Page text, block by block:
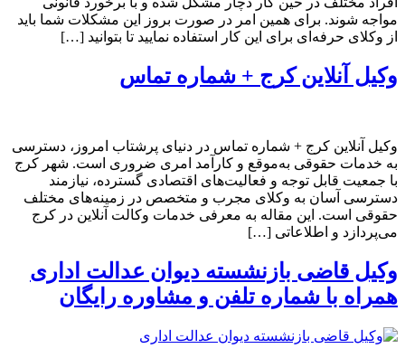
مواجه شوند. برای همین امر در صورت بروز این مشکلات شما باید
از وکلای حرفه‌ای برای این کار استفاده نمایید تا بتوانید […]
وکیل آنلاین کرج + شماره تماس
وکیل آنلاین کرج + شماره تماس در دنیای پرشتاب امروز، دسترسی
به خدمات حقوقی به‌موقع و کارآمد امری ضروری است. شهر کرج
با جمعیت قابل توجه و فعالیت‌های اقتصادی گسترده، نیازمند
دسترسی آسان به وکلای مجرب و متخصص در زمینه‌های مختلف
حقوقی است. این مقاله به معرفی خدمات وکالت آنلاین در کرج
می‌پردازد و اطلاعاتی […]
وکیل قاضی بازنشسته دیوان عدالت اداری
همراه با شماره تلفن و مشاوره رایگان